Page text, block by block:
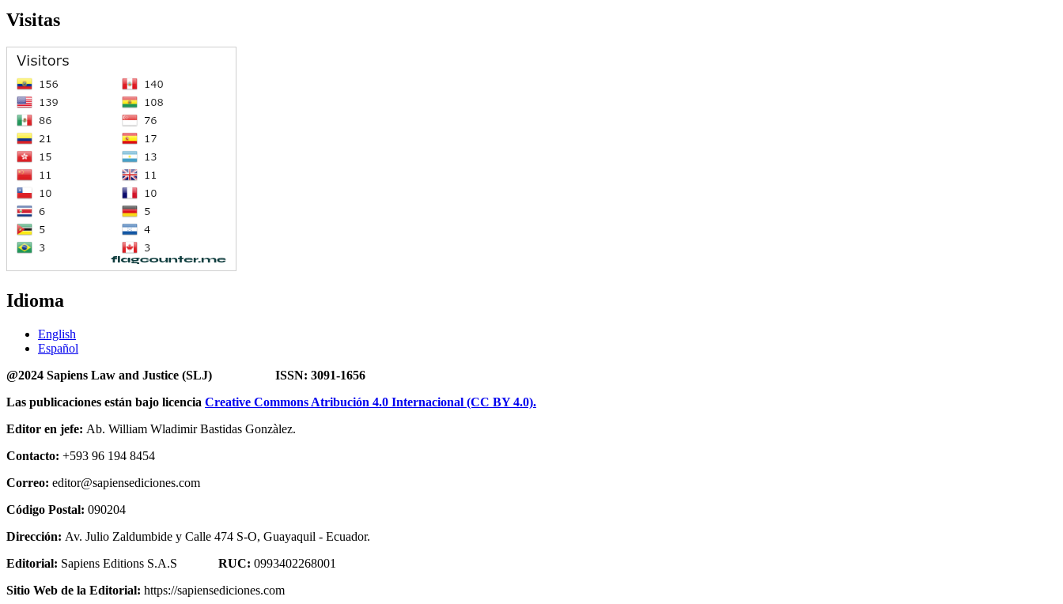
Visitas
Idioma
English
Español
@2024 Sapiens Law and Justice (SLJ) ISSN: 3091-1656
Las publicaciones están bajo licencia Creative Commons Atribución 4.0 Internacional (CC BY 4.0).
Editor en jefe: Ab. William Wladimir Bastidas Gonzàlez.
Contacto: +593 96 194 8454
Correo: editor@sapiensediciones.com
Código Postal: 090204
Dirección: Av. Julio Zaldumbide y Calle 474 S-O, Guayaquil - Ecuador.
Editorial: Sapiens Editions S.A.S RUC: 0993402268001
Sitio Web de la Editorial: https://sapiensediciones.com